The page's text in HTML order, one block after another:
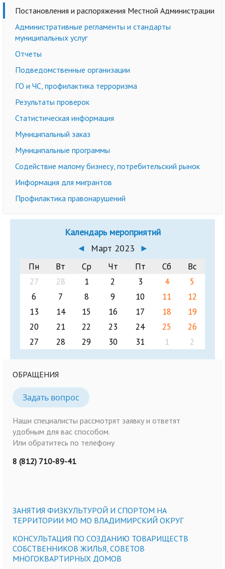
Постановления и распоряжения Местной Администрации
Административные регламенты и стандарты
муниципальных услуг
Отчеты
Подведомственные организации
ГО и ЧС, профилактика терроризма
Результаты проверок
Статистическая информация
Муниципальный заказ
Муниципальные программы
Содействие малому бизнесу, потребительский рынок
Информация для мигрантов
Профилактика правонарушений
Календарь мероприятий
◄
Март 2023 ►
Пн Вт Ср Чт Пт Сб
Вс
27
28 1 2 3 4
5
6
7 8 9 10 11
12
13
14 15 16 17 18
19
20
21 22 23 24 25
26
27
28 29 30 31 1 2
ОБРАЩЕНИЯ
Задать вопрос
Наши специалисты рассмотрят заявку и ответят
удобным для вас способом.
Или обратитесь по телефону
8 (812) 710-89-41
ЗАНЯТИЯ ФИЗКУЛЬТУРОЙ И СПОРТОМ НА
ТЕРРИТОРИИ МО МО ВЛАДИМИРСКИЙ ОКРУГ
КОНСУЛЬТАЦИЯ ПО СОЗДАНИЮ ТОВАРИЩЕСТВ
СОБСТВЕННИКОВ ЖИЛЬЯ, СОВЕТОВ
МНОГОКВАРТИРНЫХ ДОМОВ